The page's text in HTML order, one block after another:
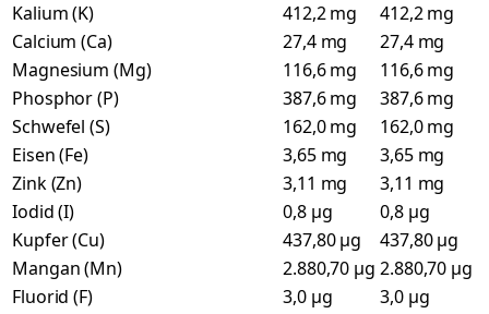
Kalium (K)
412,2 mg
412,2 mg
Calcium (Ca)
27,4 mg
27,4 mg
Magnesium (Mg)
116,6 mg
116,6 mg
Phosphor (P)
387,6 mg
387,6 mg
Schwefel (S)
162,0 mg
162,0 mg
Eisen (Fe)
3,65 mg
3,65 mg
Zink (Zn)
3,11 mg
3,11 mg
Iodid (I)
0,8 µg
0,8 µg
Kupfer (Cu)
437,80 µg
437,80 µg
Mangan (Mn)
2.880,70 µg 2.880,70 µg
Fluorid (F)
3,0 µg
3,0 µg